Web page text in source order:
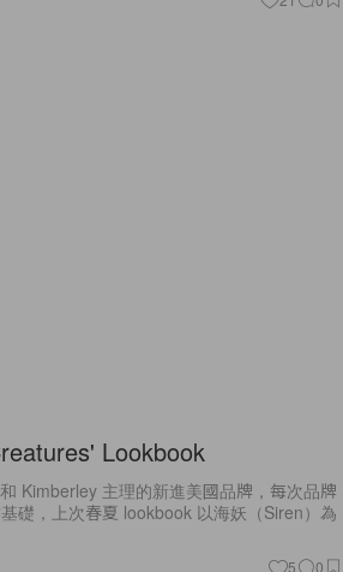
Lookbook
Kimberley 主理的新進美國品牌，每次品牌
礎，上次春夏 lookbook 以海妖（Siren）為
5 0